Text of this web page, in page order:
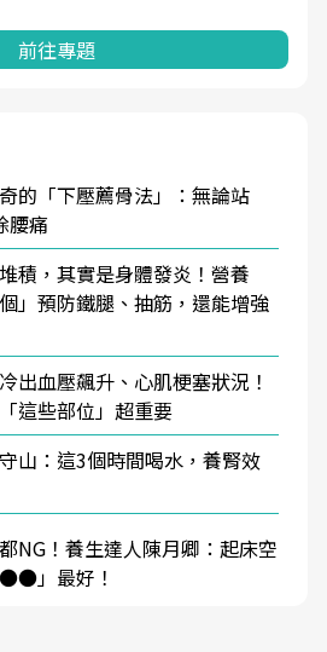
前往專題
的「下壓薦骨法」：無論站
腰痛
積，其實是身體發炎！營養
」預防鐵腿、抽筋，還能增強
出血壓飆升、心肌梗塞狀況！
這些部位」超重要
山：這3個時間喝水，養腎效
NG！養生達人陳月卿：起床空
」最好！